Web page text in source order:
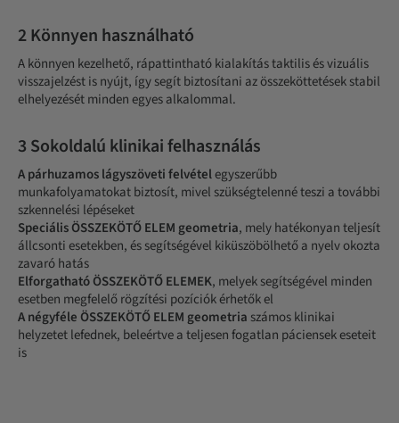
2 Könnyen használható
A könnyen kezelhető, rápattintható kialakítás taktilis és vizuális
visszajelzést is nyújt, így segít biztosítani az összeköttetések stabil
elhelyezését minden egyes alkalommal.
3 Sokoldalú klinikai felhasználás
A párhuzamos lágyszöveti felvételegyszerűbb
munkafolyamatokat biztosít, mivel szükségtelenné teszi a további
szkennelési lépéseket
Speciális ÖSSZEKÖTŐ ELEM geometria, mely hatékonyan teljesít
állcsonti esetekben, és segítségével kiküszöbölhető a nyelv okozta
zavaró hatás
Elforgatható ÖSSZEKÖTŐ ELEMEK, melyek segítségével minden
esetben megfelelő rögzítési pozíciók érhetők el
A négyféle ÖSSZEKÖTŐ ELEM geometria számos klinikai
helyzetet lefednek, beleértve a teljesen fogatlan páciensek eseteit
is